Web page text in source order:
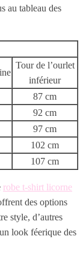
au tableau des
Tour de l’ourlet
inférieur
87 cm
92 cm
97 cm
102 cm
107 cm
robe t-shirt licorne
des options
style, d’autres
look féerique des